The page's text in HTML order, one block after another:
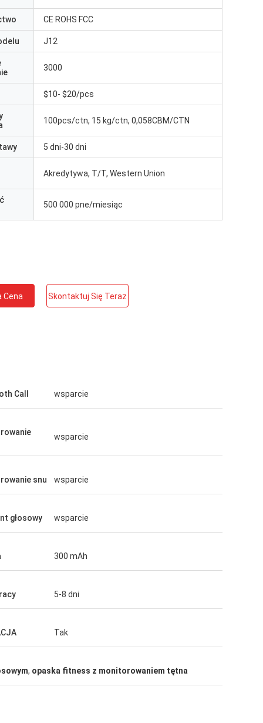
CE ROHS FCC
J12
3000
$10- $20/pcs
100pcs/ctn, 15 kg/ctn, 0,058CBM/CTN
5 dni-30 dni
Akredytywa, T/T, Western Union
500 000 pne/miesiąc
Cena Skontaktuj Się Teraz
Call wsparcie
wsparcie
snu wsparcie
głosowy wsparcie
300 mAh
5-8 dni
Tak
, opaska fitness z monitorowaniem tętna